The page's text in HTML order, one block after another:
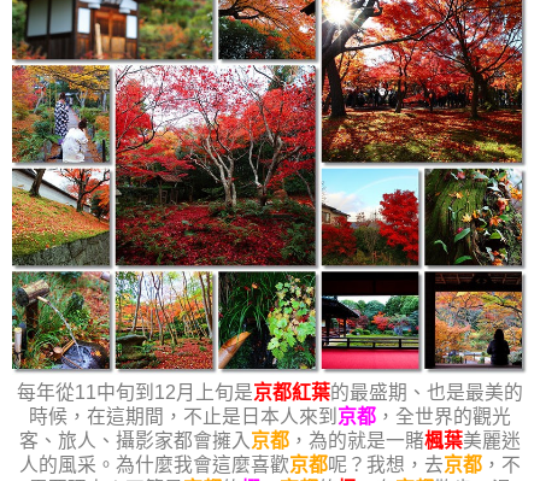
每年從11中旬到12月上旬是京都紅葉的最盛期、也是最美的
時候，在這期間，不止是日本人來到 京都 ，全世界的觀光
客、旅人、攝影家都會擁入京都 ，為的就是一賭楓葉美麗迷
人的風采。為什麼我會這麼喜歡京都呢？我想，去京都 ，不